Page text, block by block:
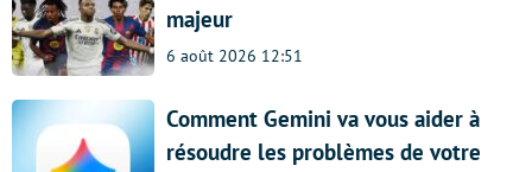
majeur
6 août 2026 12:51
Comment Gemini va vous aider à
résoudre les problèmes de votre